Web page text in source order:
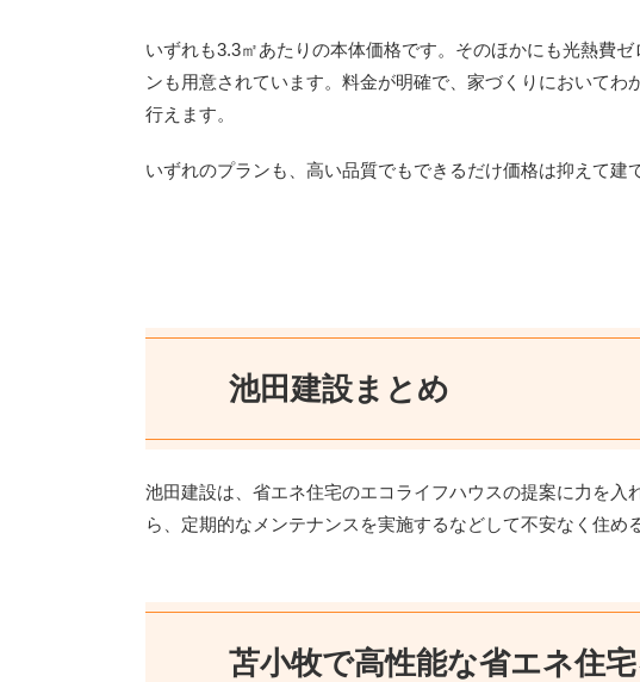
いずれも3.3㎡あたりの本体価格です。そのほかにも光熱費
ンも用意されています。料金が明確で、家づくりにおいて
行えます。
いずれのプランも、高い品質でもできるだけ価格は抑えて建
池田建設まとめ
池田建設は、省エネ住宅のエコライフハウスの提案に力を
ら、定期的なメンテナンスを実施するなどして不安なく住め
苫小牧で高性能な省エネ住